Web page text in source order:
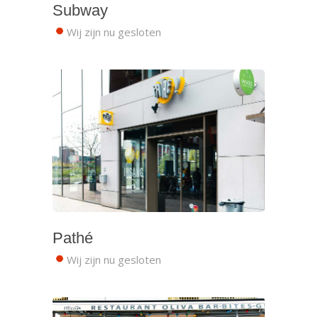
Subway
Wij zijn nu gesloten
Pathé
Wij zijn nu gesloten